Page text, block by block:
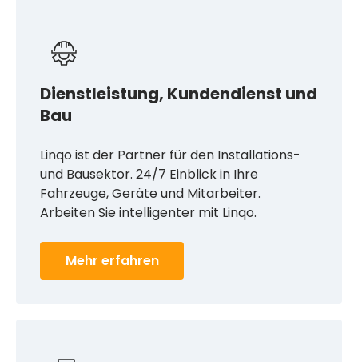
Dienstleistung, Kundendienst und
Bau
Linqo ist der Partner für den Installations-
und Bausektor. 24/7 Einblick in Ihre
Fahrzeuge, Geräte und Mitarbeiter.
Arbeiten Sie intelligenter mit Linqo.
Mehr erfahren